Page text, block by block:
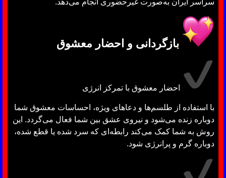
بازگردانی و احضار معشوق
احضار معشوق با تمرکز انرژی
با استفاده از طلسم‌ها و دعاهای ویژه، احساسات معشوق شما
دوباره زنده می‌شود و نیروی عشق بین شما فعال می‌گردد. این
روش به شما کمک می‌کند رابطه‌ای که سرد شده یا قطع شده،
دوباره گرم و پرانرژی شود.